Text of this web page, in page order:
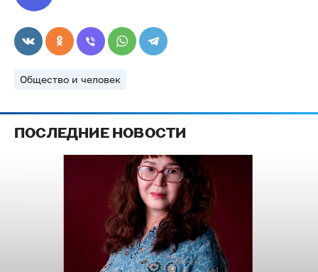
Общество и человек
ПОСЛЕДНИЕ НОВОСТИ